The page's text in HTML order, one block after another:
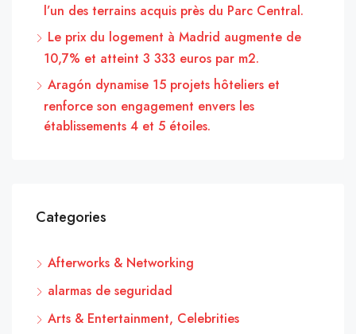
l’un des terrains acquis près du Parc Central.
Le prix du logement à Madrid augmente de
10,7% et atteint 3 333 euros par m2.
Aragón dynamise 15 projets hôteliers et
renforce son engagement envers les
établissements 4 et 5 étoiles.
Categories
Afterworks & Networking
alarmas de seguridad
Arts & Entertainment, Celebrities